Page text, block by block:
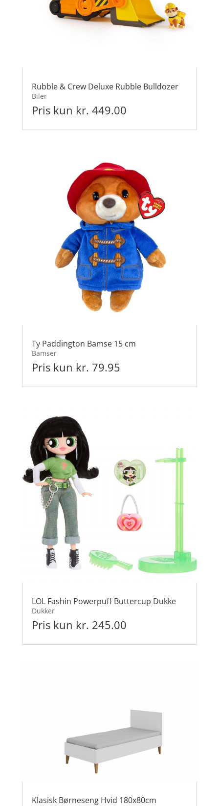
Rubble & Crew Deluxe Rubble Bulldozer
Biler
Pris kun kr. 449.00
Ty Paddington Bamse 15 cm
Bamser
Pris kun kr. 79.95
LOL Fashin Powerpuff Buttercup Dukke
Dukker
Pris kun kr. 245.00
Klasisk Børneseng Hvid 180x80cm